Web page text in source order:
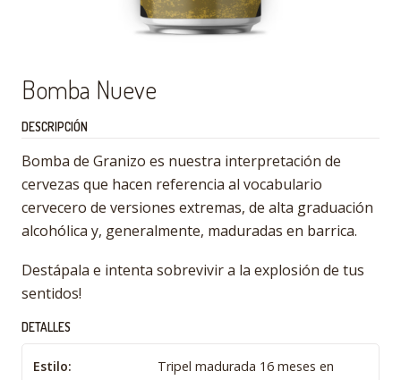
Bomba Nueve
DESCRIPCIÓN
Bomba de Granizo es nuestra interpretación de
cervezas que hacen referencia al vocabulario
cervecero de versiones extremas, de alta graduación
alcohólica y, generalmente, maduradas en barrica.
Destápala e intenta sobrevivir a la explosión de tus
sentidos!
DETALLES
Estilo:
Tripel madurada 16 meses en